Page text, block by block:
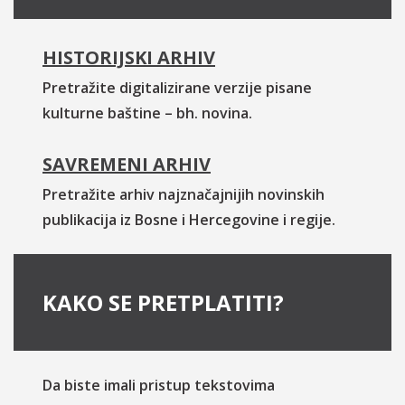
HISTORIJSKI ARHIV
Pretražite digitalizirane verzije pisane
kulturne baštine – bh. novina.
SAVREMENI ARHIV
Pretražite arhiv najznačajnijih novinskih
publikacija iz Bosne i Hercegovine i regije.
KAKO SE PRETPLATITI?
Da biste imali pristup tekstovima